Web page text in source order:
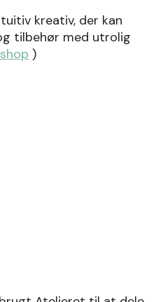
kreativ, der kan
tilbehør med utrolig
)